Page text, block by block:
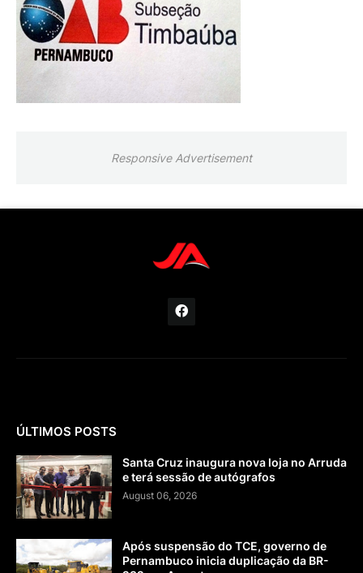
Responsive Advertisement
ÚLTIMOS POSTS
Santa Cruz inaugura nova loja no Arruda
e terá sessão de autógrafos
August 06, 2026
Após suspensão do TCE, governo de
Pernambuco inicia duplicação da BR-